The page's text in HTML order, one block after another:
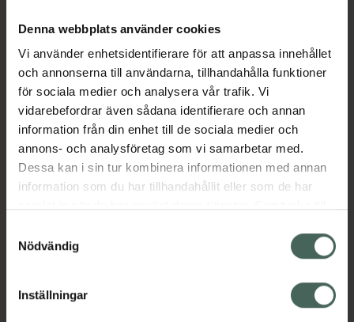
Denna webbplats använder cookies
Vi använder enhetsidentifierare för att anpassa innehållet
och annonserna till användarna, tillhandahålla funktioner
för sociala medier och analysera vår trafik. Vi
vidarebefordrar även sådana identifierare och annan
information från din enhet till de sociala medier och
annons- och analysföretag som vi samarbetar med.
Dessa kan i sin tur kombinera informationen med annan
information som du har tillhandahållit eller som de har
återkalla ditt samtycke via webbplatsens
cookieinställningar. Ett återkallat samtycke påverkar inte
lagligheten av behandling som skett innan återkallelsen.
Nödvändig
Inställningar
Aktuella erbjudanden
Beskrivning Dölj
Läs alltid bipacksedeln innan
användning.
EAN:04052682018558
Bipacksedel från FASS Visa